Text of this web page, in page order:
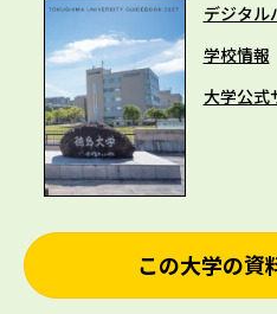
デジタル
学校情報
大学公式
この大学の資